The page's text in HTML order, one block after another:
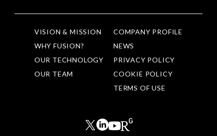
VISION & MISSION
WHY FUSION?
OUR TECHNOLOGY
OUR TEAM
COMPANY PROFILE
NEWS
PRIVACY POLICY
COOKIE POLICY
TERMS OF USE